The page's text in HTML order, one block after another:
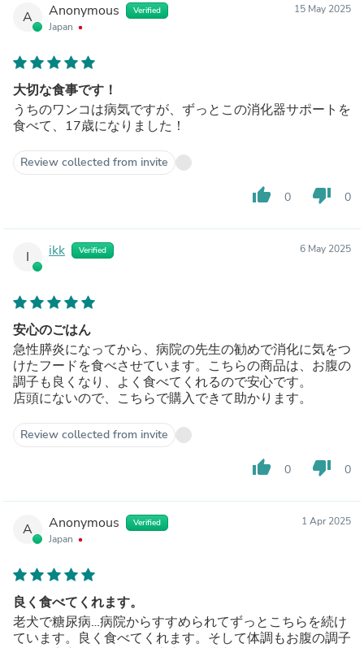
A Anonymous Verified
Japan
15 May 2025
大切な食事です！
うちのワンコは病気ですが、ずっとこの消化器サポートを
食べて、17歳になりました！
Review collected from invite
thumb_up 0 thumb_down 0
I ikk Verified 6 May 2025
安心のごはん
急性膵炎になってから、病院の先生の勧めで消化に気をつ
けたフードを食べさせています。こちらの商品は、お腹の
調子も良くなり、よく食べてくれるので安心です。
店頭にないので、こちらで購入できて助かります。
Review collected from invite
thumb_up 0 thumb_down 0
A Anonymous Verified
Japan
1 Apr 2025
良く食べてくれます。
老犬で糖尿病…病院からすすめられてずっとこちらを続け
ています。良く食べてくれます。そして体調もお腹の調子